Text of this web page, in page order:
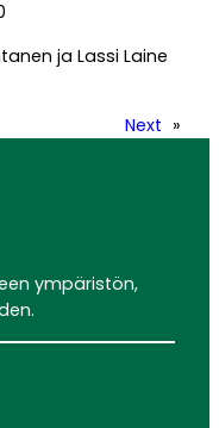
ja Lassi Laine
Next »
ympäristön,